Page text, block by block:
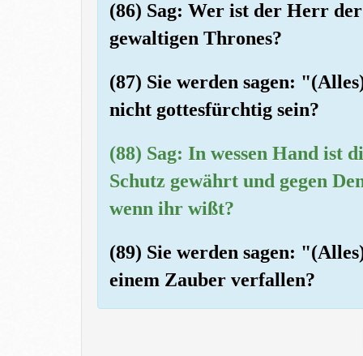
(86) Sag: Wer ist der Herr
gewaltigen Thrones?
(87) Sie werden sagen:
nicht gottesfürchtig sein?
(88) Sag: In wessen Hand ist
Schutz gewährt und gegen
wenn ihr wißt?
(89) Sie werden sagen:
einem Zauber verfallen?